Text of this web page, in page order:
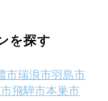
を探す
市瑞浪市羽島市
飛騨市本巣市